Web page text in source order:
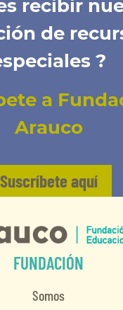
recibir
de
?
a
Arauco
Suscríbete aquí
FUNDACIÓN
Somos